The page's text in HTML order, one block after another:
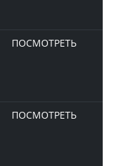
ПОСМОТРЕТЬ
ПОСМОТРЕТЬ